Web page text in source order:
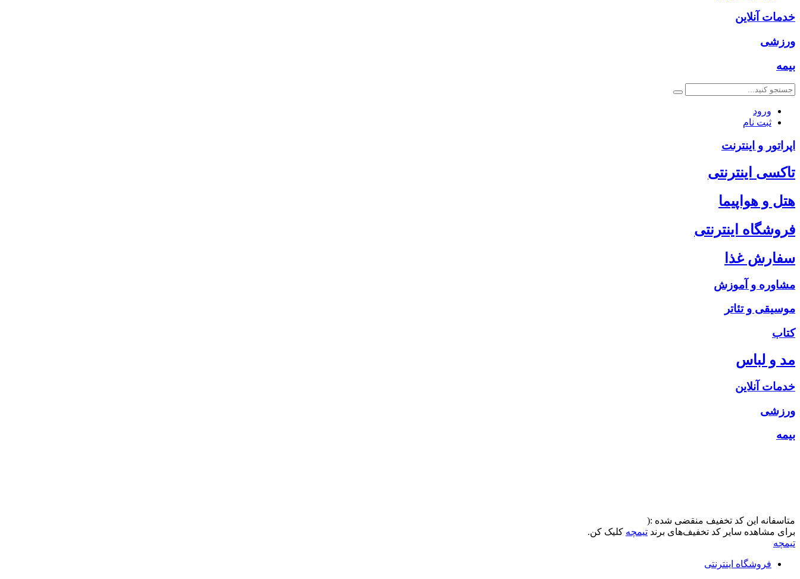
خدمات آنلاین
ورزشی
بیمه
ورود
ثبت نام
اپراتور و اینترنت
تاکسی اینترنتی
هتل و هواپیما
فروشگاه اینترنتی
سفارش غذا
مشاوره و آموزش
موسیقی و تئاتر
کتاب
مد و لباس
خدمات آنلاین
ورزشی
بیمه
متاسفانه این کد تخفیف منقضی شده :(
برای مشاهده سایر کد تخفیف‌های برند تیمچه کلیک کن.
تیمچه
فروشگاه اینترنتی